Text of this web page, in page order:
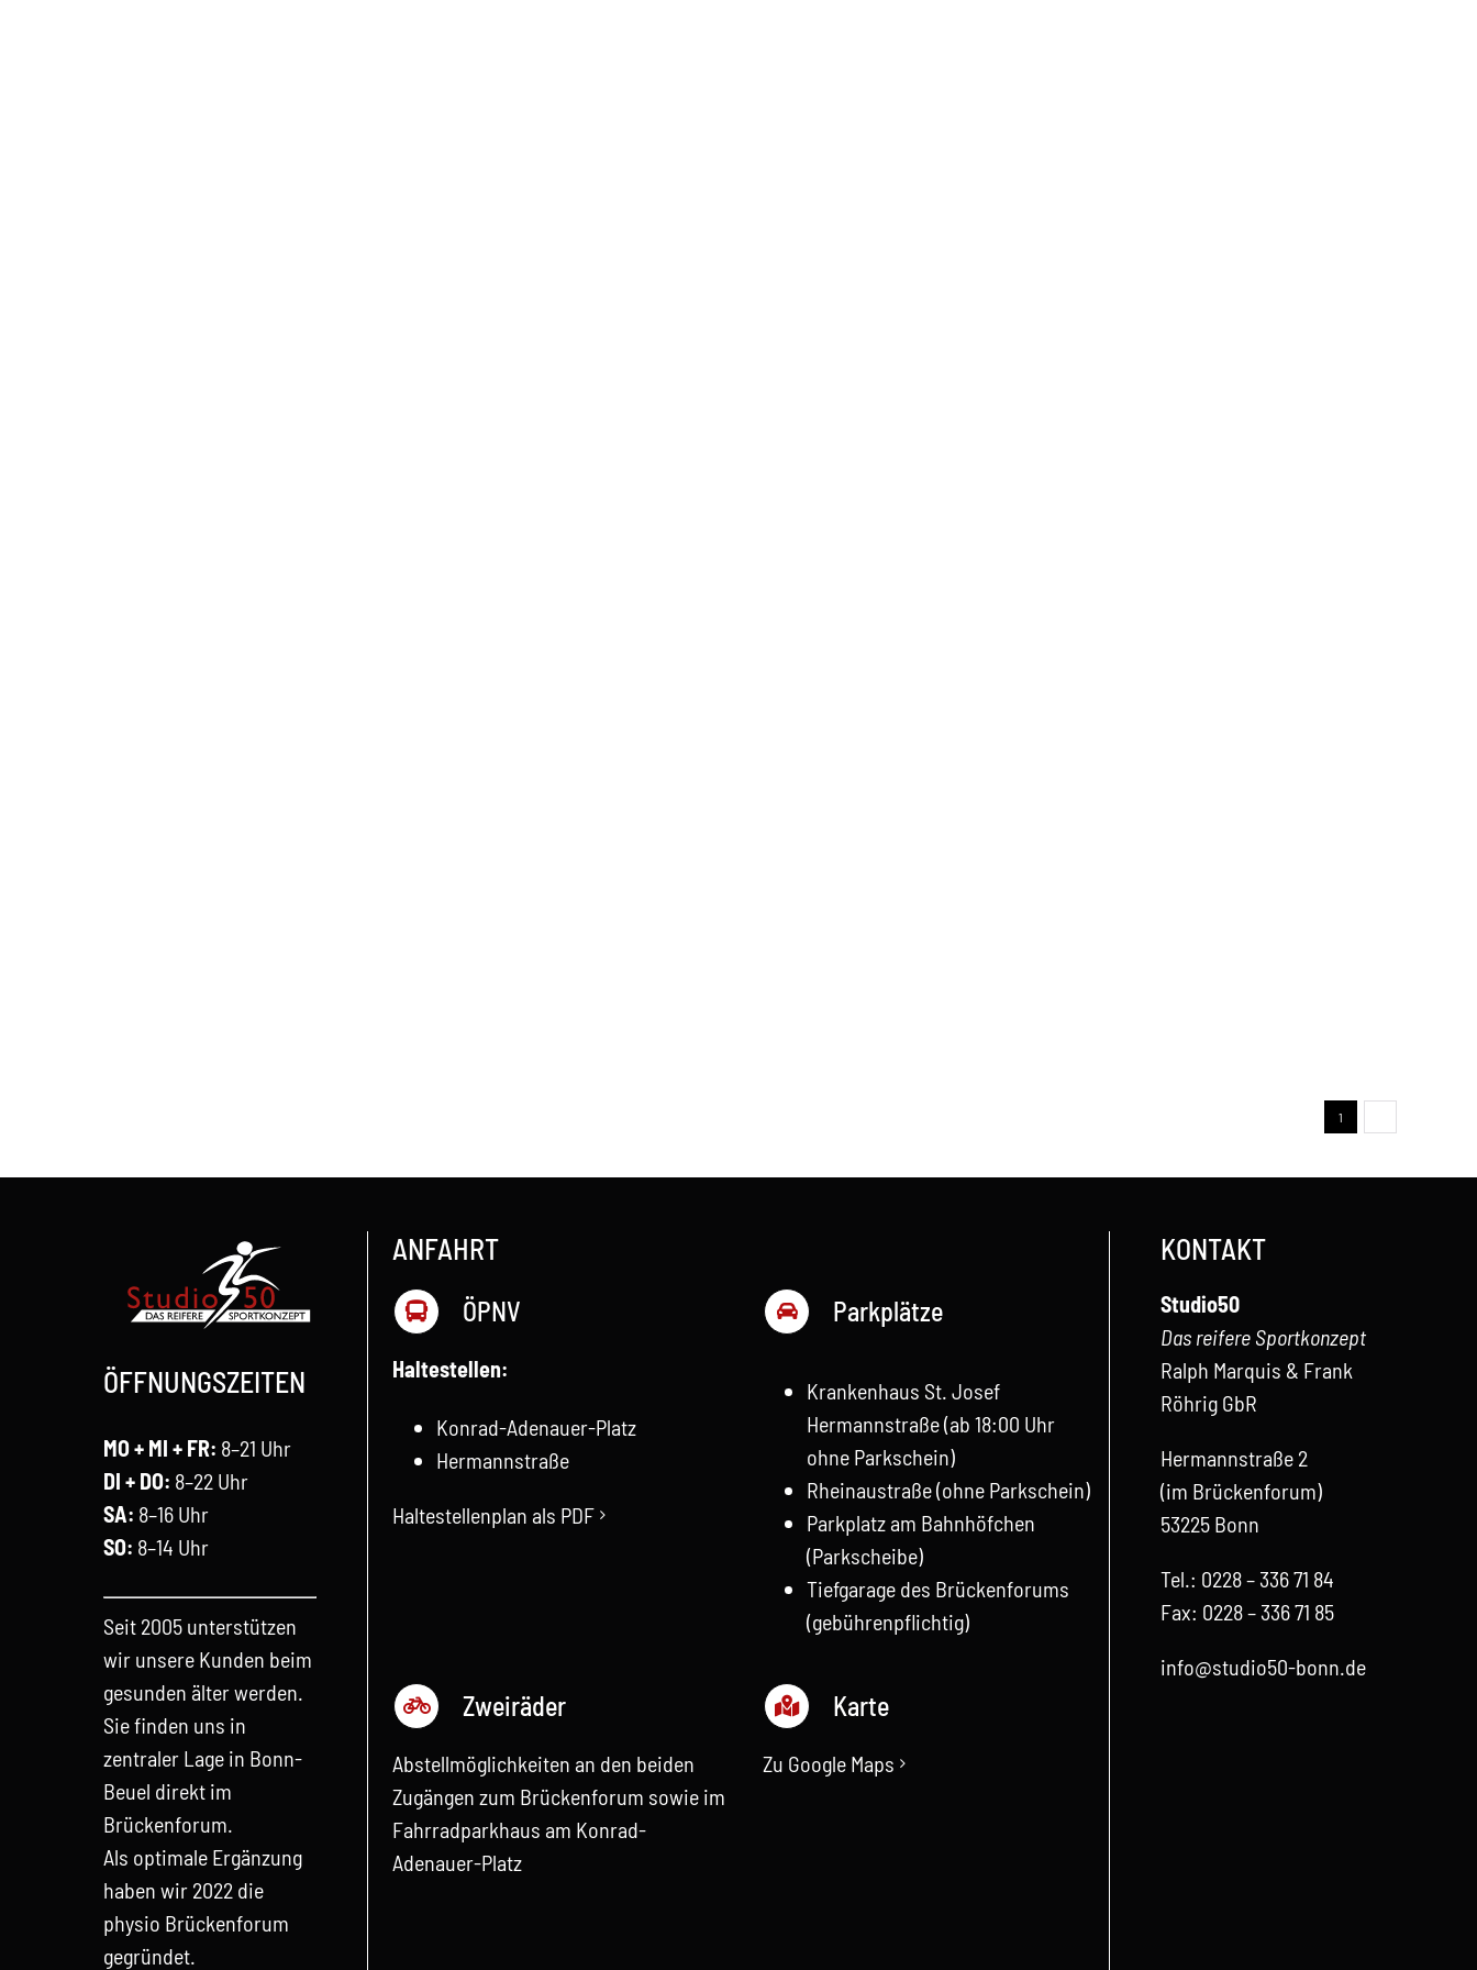
1
ÖFFNUNGSZEITEN
MO + MI + FR: 8–21 Uhr
DI + DO: 8–22 Uhr
SA: 8–16 Uhr
SO: 8–14 Uhr
Seit 2005 unterstützen
wir unsere Kunden beim
gesunden älter werden.
Sie finden uns in
zentraler Lage in Bonn-
Beuel direkt im
Brückenforum.
Als optimale Ergänzung
haben wir 2022 die
physio Brückenforum
gegründet.
ANFAHRT
ÖPNV
Haltestellen:
Konrad-Adenauer-Platz
Hermannstraße
Haltestellenplan als PDF
Parkplätze
Krankenhaus St. Josef
Hermannstraße (ab 18:00 Uhr
ohne Parkschein)
Rheinaustraße (ohne Parkschein)
Parkplatz am Bahnhöfchen
(Parkscheibe)
Tiefgarage des Brückenforums
(gebührenpflichtig)
Zweiräder
Abstellmöglichkeiten an den beiden
Zugängen zum Brückenforum sowie im
Fahrradparkhaus am Konrad-
Adenauer-Platz
Karte
Zu Google Maps
KONTAKT
Studio50
Das reifere Sportkonzept
Ralph Marquis & Frank
Röhrig GbR
Hermannstraße 2
(im Brückenforum)
53225 Bonn
Tel.: 0228 – 336 71 84
Fax: 0228 – 336 71 85
info@studio50-bonn.de